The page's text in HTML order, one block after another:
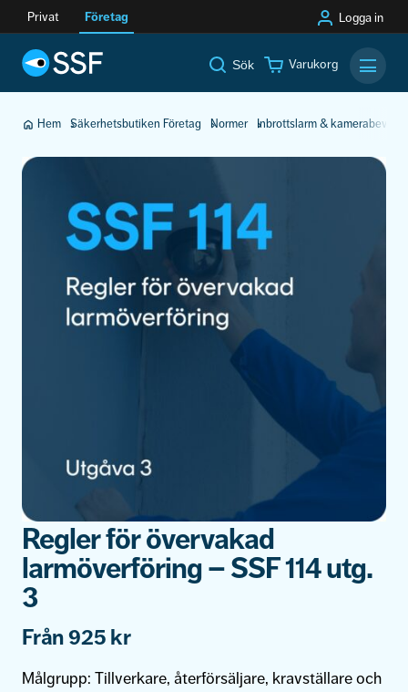
Privat Företag Logga in
Sök Varukorg
Hem Säkerhetsbutiken Företag Normer Inbrottslarm &
Regler för övervakad
larmöverföring – SSF 114 utg.
3
Från925 kr
Målgrupp: Tillverkare, återförsäljare, kravställare och